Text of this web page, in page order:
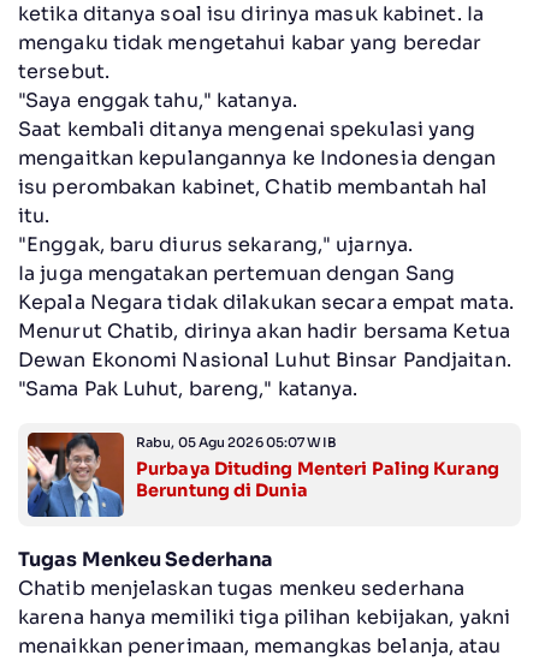
ketika ditanya soal isu dirinya masuk kabinet. Ia
mengaku tidak mengetahui kabar yang beredar
tersebut.
"Saya enggak tahu," katanya.
Saat kembali ditanya mengenai spekulasi yang
mengaitkan kepulangannya ke Indonesia dengan
isu perombakan kabinet, Chatib membantah hal
itu.
"Enggak, baru diurus sekarang," ujarnya.
Ia juga mengatakan pertemuan dengan Sang
Kepala Negara tidak dilakukan secara empat mata.
Menurut Chatib, dirinya akan hadir bersama Ketua
Dewan Ekonomi Nasional Luhut Binsar Pandjaitan.
"Sama Pak Luhut, bareng," katanya.
Rabu, 05 Agu 2026 05:07 WIB
Purbaya Dituding Menteri Paling Kurang
Beruntung di Dunia
Tugas Menkeu Sederhana
Chatib menjelaskan tugas menkeu sederhana
karena hanya memiliki tiga pilihan kebijakan, yakni
menaikkan penerimaan, memangkas belanja, atau